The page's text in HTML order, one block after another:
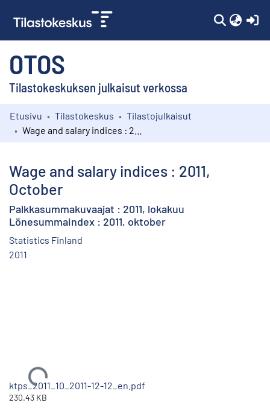
OTOS
Tilastokeskuksen julkaisut verkossa
Kokoelmat
Etusivu Tilastokeskus
Tilastojulkaisut
Wage and salary indices : 2011,
October
Palkkasummakuvaajat : 2011, lokakuu
Lönesummaindex : 2011, oktober
Statistics Finland
2011
Ladataan...
ktps_2011_10_2011-12-12_en.pdf
230.43 KB